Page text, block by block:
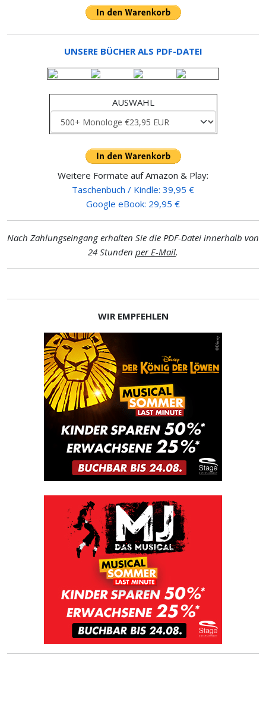
UNSERE BÜCHER ALS PDF-DATEI
AUSWAHL
Weitere Formate auf Amazon & Play:
Taschenbuch / Kindle: 39,95 €
Google eBook: 29,95 €
Nach Zahlungseingang erhalten Sie die PDF-Datei innerhalb von
24 Stunden per E-Mail.
WIR EMPFEHLEN